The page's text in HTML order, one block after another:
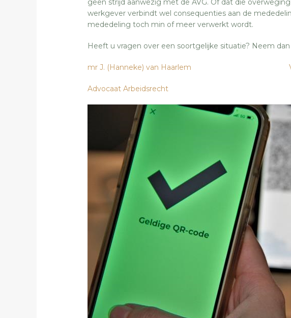
geen strijd aanwezig met de AVG. Of dat die
werkgever verbindt wel consequenties aan de
mededeling toch min of meer verwerkt wordt.
Heeft u vragen over een soortgelijke situatie? Neem
mr J. (Hanneke) van Haarlem
Advocaat Arbeidsrecht ‘s-